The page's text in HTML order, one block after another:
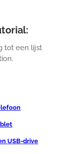
tot een lijst
USB-drive